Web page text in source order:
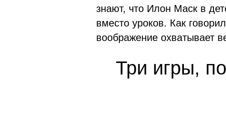
знают, что Илон Маск в
вместо уроков. Как
воображение охватывает
Три игры,